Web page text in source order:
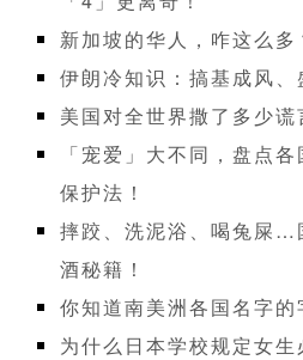
新加坡的华人，咋这么多
伊朗冷知识：搞基成风
美国对全世界撒了多少谎
「宠爱」大不同，盘点各
保护法！
摔跤、洗泥浴、喝兔屎…
酒秘籍！
你知道南美洲各国名字的
为什么日本学校规定女生